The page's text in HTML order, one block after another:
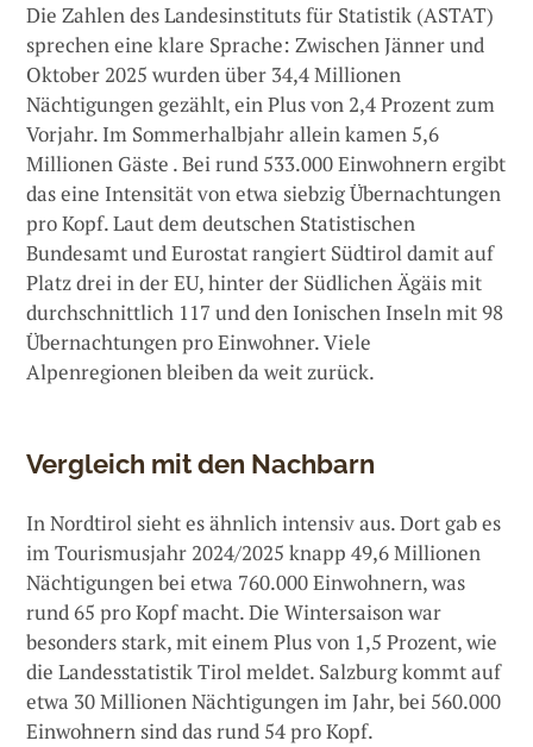
Die Zahlen des Landesinstituts für Statistik (ASTAT)
sprechen eine klare Sprache: Zwischen Jänner und
Oktober 2025 wurden über 34,4 Millionen
Nächtigungen gezählt, ein Plus von 2,4 Prozent zum
Vorjahr. Im Sommerhalbjahr allein kamen 5,6
Millionen Gäste . Bei rund 533.000 Einwohnern ergibt
das eine Intensität von etwa siebzig Übernachtungen
pro Kopf. Laut dem deutschen Statistischen
Bundesamt und Eurostat rangiert Südtirol damit auf
Platz drei in der EU, hinter der Südlichen Ägäis mit
durchschnittlich 117 und den Ionischen Inseln mit 98
Übernachtungen pro Einwohner. Viele
Alpenregionen bleiben da weit zurück.
Vergleich mit den Nachbarn
In Nordtirol sieht es ähnlich intensiv aus. Dort gab es
im Tourismusjahr 2024/2025 knapp 49,6 Millionen
Nächtigungen bei etwa 760.000 Einwohnern, was
rund 65 pro Kopf macht. Die Wintersaison war
besonders stark, mit einem Plus von 1,5 Prozent, wie
die Landesstatistik Tirol meldet. Salzburg kommt auf
etwa 30 Millionen Nächtigungen im Jahr, bei 560.000
Einwohnern sind das rund 54 pro Kopf.